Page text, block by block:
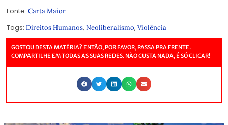
Fonte: Carta Maior
Tags: Direitos Humanos, Neoliberalismo, Violência
GOSTOU DESTA MATÉRIA? ENTÃO, POR FAVOR, PASSA PRA FRENTE.
COMPARTILHE EM TODAS AS SUAS REDES. NÃO CUSTA NADA, É SÓ CLICAR!